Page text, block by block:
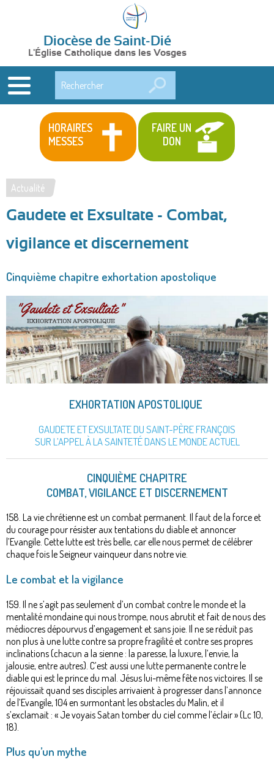
Diocèse de Saint-Dié
L'Église Catholique dans les Vosges
HORAIRES
MESSES
FAIRE UN
DON
Vous
êtes
ici
Actualité
Gaudete et Exsultate - Combat,
vigilance et discernement
Cinquième chapitre exhortation apostolique
EXHORTATION APOSTOLIQUE
GAUDETE ET EXSULTATE DU SAINT-PÈRE FRANÇOIS
SUR L’APPEL À LA SAINTETÉ DANS LE MONDE ACTUEL
CINQUIÈME CHAPITRE
COMBAT, VIGILANCE ET DISCERNEMENT
158. La vie chrétienne est un combat permanent. Il faut de la force et
du courage pour résister aux tentations du diable et annoncer
l’Evangile. Cette lutte est très belle, car elle nous permet de célébrer
chaque fois le Seigneur vainqueur dans notre vie.
Le combat et la vigilance
159. Il ne s’agit pas seulement d’un combat contre le monde et la
mentalité mondaine qui nous trompe, nous abrutit et fait de nous des
médiocres dépourvus d’engagement et sans joie. Il ne se réduit pas
non plus à une lutte contre sa propre fragilité et contre ses propres
inclinations (chacun a la sienne : la paresse, la luxure, l’envie, la
jalousie, entre autres). C’est aussi une lutte permanente contre le
diable qui est le prince du mal. Jésus lui-même fête nos victoires. Il se
réjouissait quand ses disciples arrivaient à progresser dans l’annonce
de l’Evangile, 104 en surmontant les obstacles du Malin, et il
s’exclamait : « Je voyais Satan tomber du ciel comme l’éclair » (Lc 10,
18).
Plus qu’un mythe